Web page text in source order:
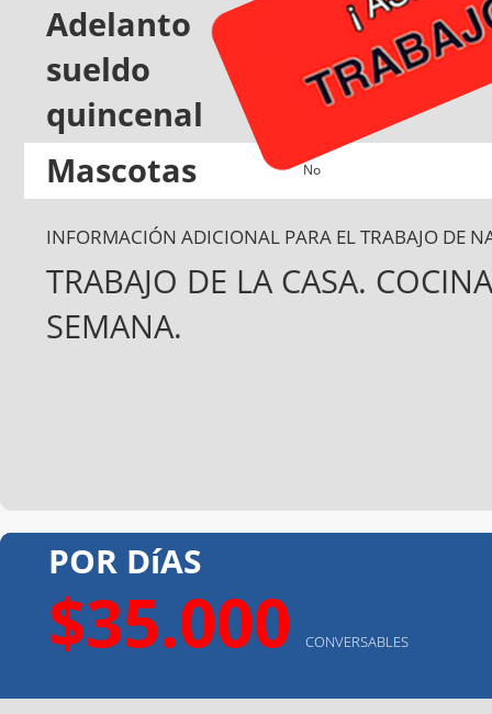
Adelanto
sueldo
quincenal
Si
Mascotas No
INFORMACIÓN ADICIONAL PARA EL TRABAJO DE
TRABAJO DE LA CASA.
SEMANA.
POR DíAS
$35.000 CONVERSABLES